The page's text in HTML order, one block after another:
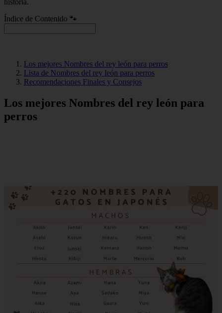
historia.
Índice de Contenido 🐾
Los mejores Nombres del rey león para perros
Lista de Nombres del rey león para perros
Recomendaciones Finales y Consejos
Los mejores Nombres del rey león para
perros